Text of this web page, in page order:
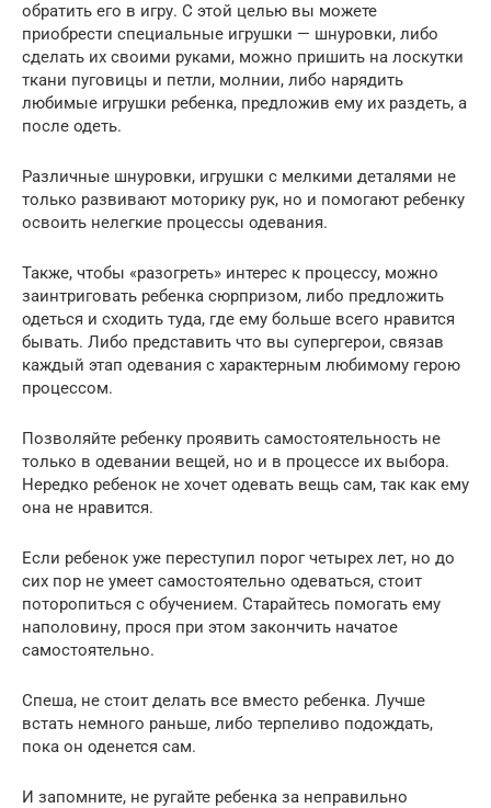
обратить его в игру. С этой целью вы можете
приобрести специальные игрушки — шнуровки, либо
сделать их своими руками, можно пришить на лоскутки
ткани пуговицы и петли, молнии, либо нарядить
любимые игрушки ребенка, предложив ему их раздеть, а
после одеть.
Различные шнуровки, игрушки с мелкими деталями не
только развивают моторику рук, но и помогают ребенку
освоить нелегкие процессы одевания.
Также, чтобы «разогреть» интерес к процессу, можно
заинтриговать ребенка сюрпризом, либо предложить
одеться и сходить туда, где ему больше всего нравится
бывать. Либо представить что вы супергерои, связав
каждый этап одевания с характерным любимому герою
процессом.
Позволяйте ребенку проявить самостоятельность не
только в одевании вещей, но и в процессе их выбора.
Нередко ребенок не хочет одевать вещь сам, так как ему
она не нравится.
Если ребенок уже переступил порог четырех лет, но до
сих пор не умеет самостоятельно одеваться, стоит
поторопиться с обучением. Старайтесь помогать ему
наполовину, прося при этом закончить начатое
самостоятельно.
Спеша, не стоит делать все вместо ребенка. Лучше
встать немного раньше, либо терпеливо подождать,
пока он оденется сам.
И запомните, не ругайте ребенка за неправильно